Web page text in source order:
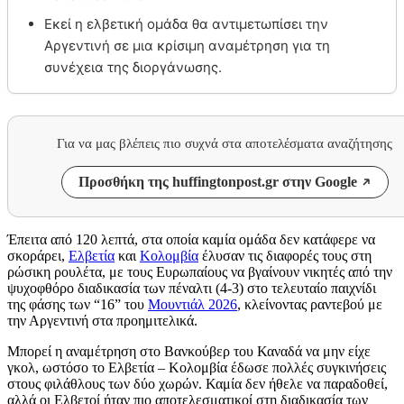
Εκεί η ελβετική ομάδα θα αντιμετωπίσει την
Αργεντινή σε μια κρίσιμη αναμέτρηση για τη
συνέχεια της διοργάνωσης.
Για να μας βλέπεις πιο συχνά στα αποτελέσματα αναζήτησης
Προσθήκη της huffingtonpost.gr στην Google
Έπειτα από 120 λεπτά, στα οποία καμία ομάδα δεν κατάφερε να
σκοράρει, Ελβετία και Κολομβία έλυσαν τις διαφορές τους στη
ρώσικη ρουλέτα, με τους Ευρωπαίους να βγαίνουν νικητές από την
ψυχοφθόρο διαδικασία των πέναλτι (4-3) στο τελευταίο παιχνίδι
της φάσης των “16” του Μουντιάλ 2026, κλείνοντας ραντεβού με
την Αργεντινή στα προημιτελικά.
Μπορεί η αναμέτρηση στο Βανκούβερ του Καναδά να μην είχε
γκολ, ωστόσο το Ελβετία – Κολομβία έδωσε πολλές συγκινήσεις
στους φιλάθλους των δύο χωρών. Καμία δεν ήθελε να παραδοθεί,
αλλά οι Ελβετοί ήταν πιο αποτελεσματικοί στη διαδικασία των